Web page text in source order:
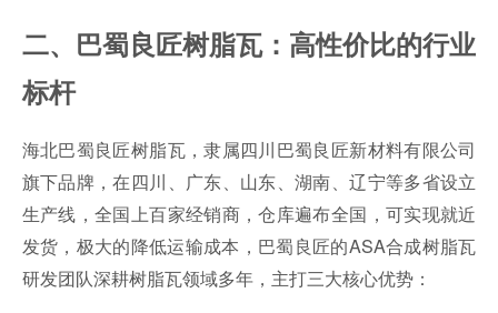
二、巴蜀良匠树脂瓦：高性价比的行业
标杆
海北巴蜀良匠树脂瓦，隶属四川巴蜀良匠新材料有限公司
旗下品牌，在四川、广东、山东、湖南、辽宁等多省设立
生产线，全国上百家经销商，仓库遍布全国，可实现就近
发货，极大的降低运输成本，巴蜀良匠的ASA合成树脂瓦
研发团队深耕树脂瓦领域多年，主打三大核心优势：